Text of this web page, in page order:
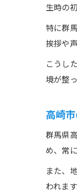
生時の
特に群
挨拶や
こうし
境が整
高崎
群馬県
め、常
また、
われま